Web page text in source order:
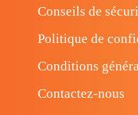
Conseils de
Politique de
Conditions
Contactez-nous